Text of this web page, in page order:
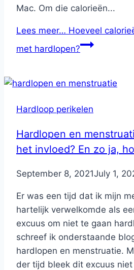
Mac. Om die calorieën...
Lees meer… Hoeveel
met hardlopen?
Hardloop perikelen
Hardlopen en
het invloed? En zo ja,
ByNicole
September 8, 2021July 1,
Er was een tijd dat ik mijn
hartelijk verwelkomde als
excuus om niet te gaan
schreef ik onderstaande
hardlopen en menstruatie.
der tijd bleek dit excuus